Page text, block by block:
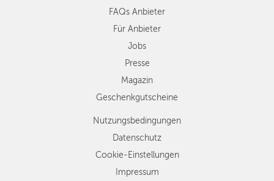
FAQs Anbieter
Für Anbieter
Jobs
Presse
Magazin
Geschenkgutscheine
Nutzungsbedingungen
Datenschutz
Cookie-Einstellungen
Impressum